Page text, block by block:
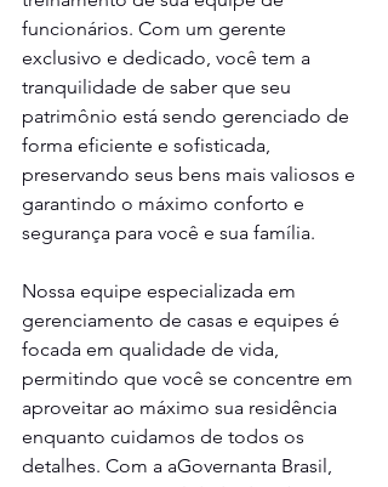
funcionários. Com um gerente
exclusivo e dedicado, você tem a
tranquilidade de saber que seu
patrimônio está sendo gerenciado de
forma eficiente e sofisticada,
preservando seus bens mais valiosos e
garantindo o máximo conforto e
segurança para você e sua família.
Nossa equipe especializada em
gerenciamento de casas e equipes é
focada em qualidade de vida,
permitindo que você se concentre em
aproveitar ao máximo sua residência
enquanto cuidamos de todos os
detalhes. Com a aGovernanta Brasil,